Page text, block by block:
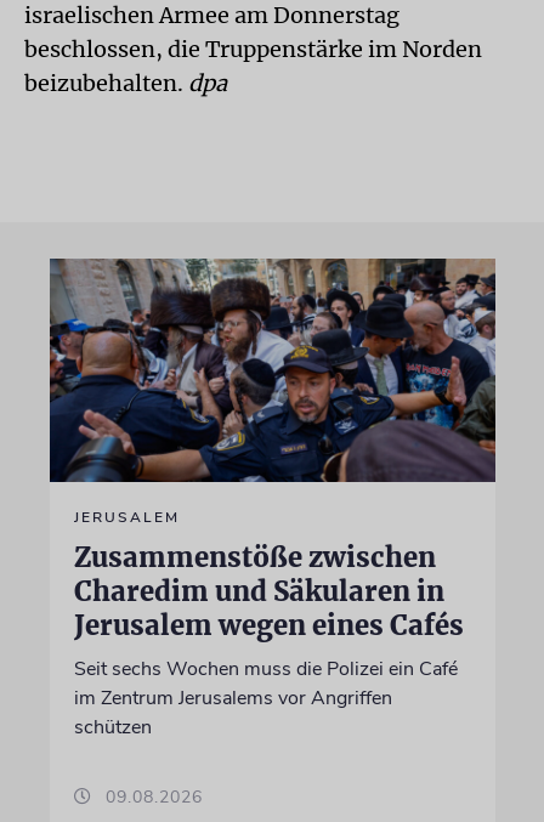
israelischen Armee am Donnerstag
beschlossen, die Truppenstärke im Norden
beizubehalten. dpa
JERUSALEM
Zusammenstöße zwischen
Charedim und Säkularen in
Jerusalem wegen eines Cafés
Seit sechs Wochen muss die Polizei ein Café
im Zentrum Jerusalems vor Angriffen
schützen
09.08.2026